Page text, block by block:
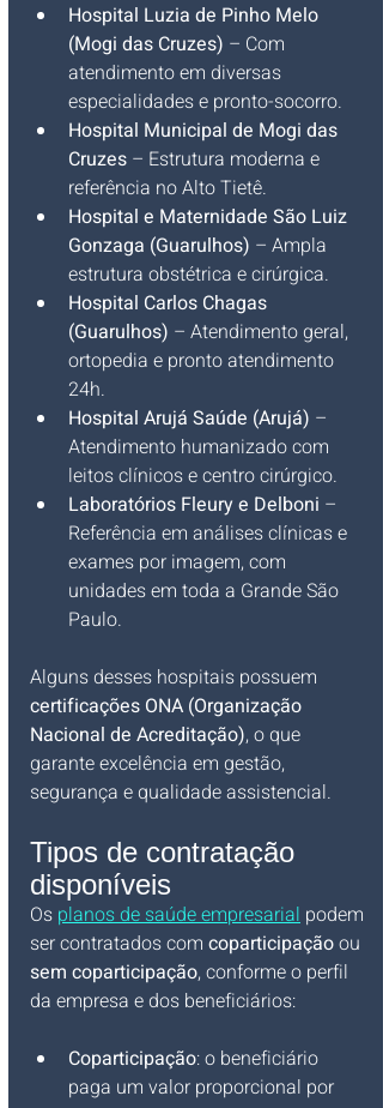
Hospital Luzia de Pinho Melo
(Mogi das Cruzes) – Com
atendimento em diversas
especialidades e pronto-socorro.
Hospital Municipal de Mogi das
Cruzes – Estrutura moderna e
referência no Alto Tietê.
Hospital e Maternidade São Luiz
Gonzaga (Guarulhos) – Ampla
estrutura obstétrica e cirúrgica.
Hospital Carlos Chagas
(Guarulhos) – Atendimento geral,
ortopedia e pronto atendimento
24h.
Hospital Arujá Saúde (Arujá) –
Atendimento humanizado com
leitos clínicos e centro cirúrgico.
Laboratórios Fleury e Delboni –
Referência em análises clínicas e
exames por imagem, com
unidades em toda a Grande São
Paulo.
Alguns desses hospitais possuem
certificações ONA (Organização
Nacional de Acreditação), o que
garante excelência em gestão,
segurança e qualidade assistencial.
Tipos de contratação
disponíveis
Os planos de saúde empresarial podem
ser contratados com coparticipação ou
sem coparticipação, conforme o perfil
da empresa e dos beneficiários:
Coparticipação: o beneficiário
paga um valor proporcional por